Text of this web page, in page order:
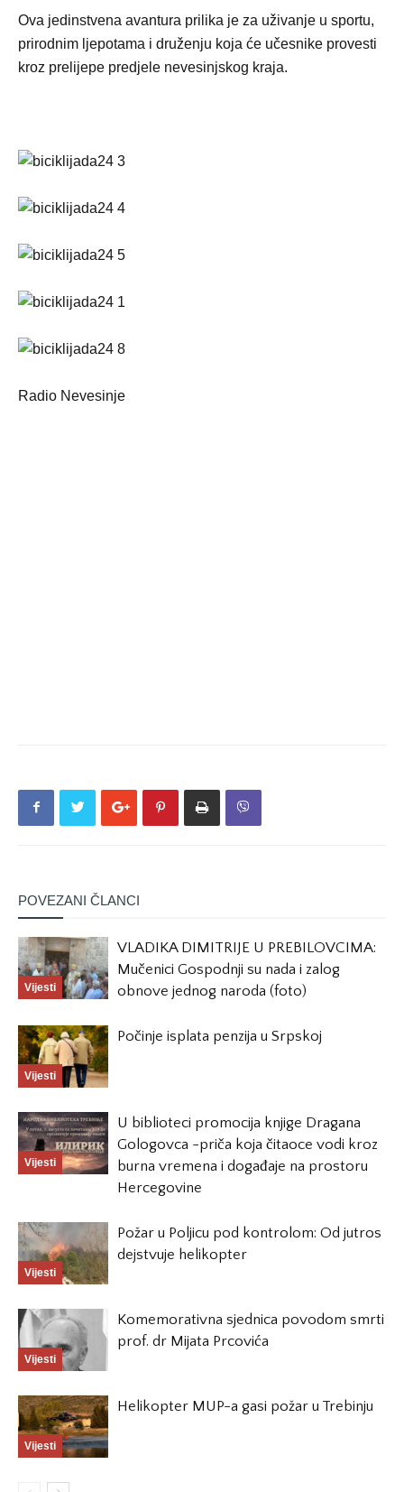
Ova jedinstvena avantura prilika je za uživanje u sportu,
prirodnim ljepotama i druženju koja će učesnike provesti
kroz prelijepe predjele nevesinjskog kraja.
Radio Nevesinje
POVEZANI ČLANCI
Vijesti
VLADIKA DIMITRIJE U PREBILOVCIMA:
Mučenici Gospodnji su nada i zalog
obnove jednog naroda (foto)
Vijesti
Počinje isplata penzija u Srpskoj
Vijesti
U biblioteci promocija knjige Dragana
Gologovca -priča koja čitaoce vodi kroz
burna vremena i događaje na prostoru
Hercegovine
Vijesti
Požar u Poljicu pod kontrolom: Od jutros
dejstvuje helikopter
Vijesti
Komemorativna sjednica povodom smrti
prof. dr Mijata Prcovića
Vijesti
Helikopter MUP-a gasi požar u Trebinju